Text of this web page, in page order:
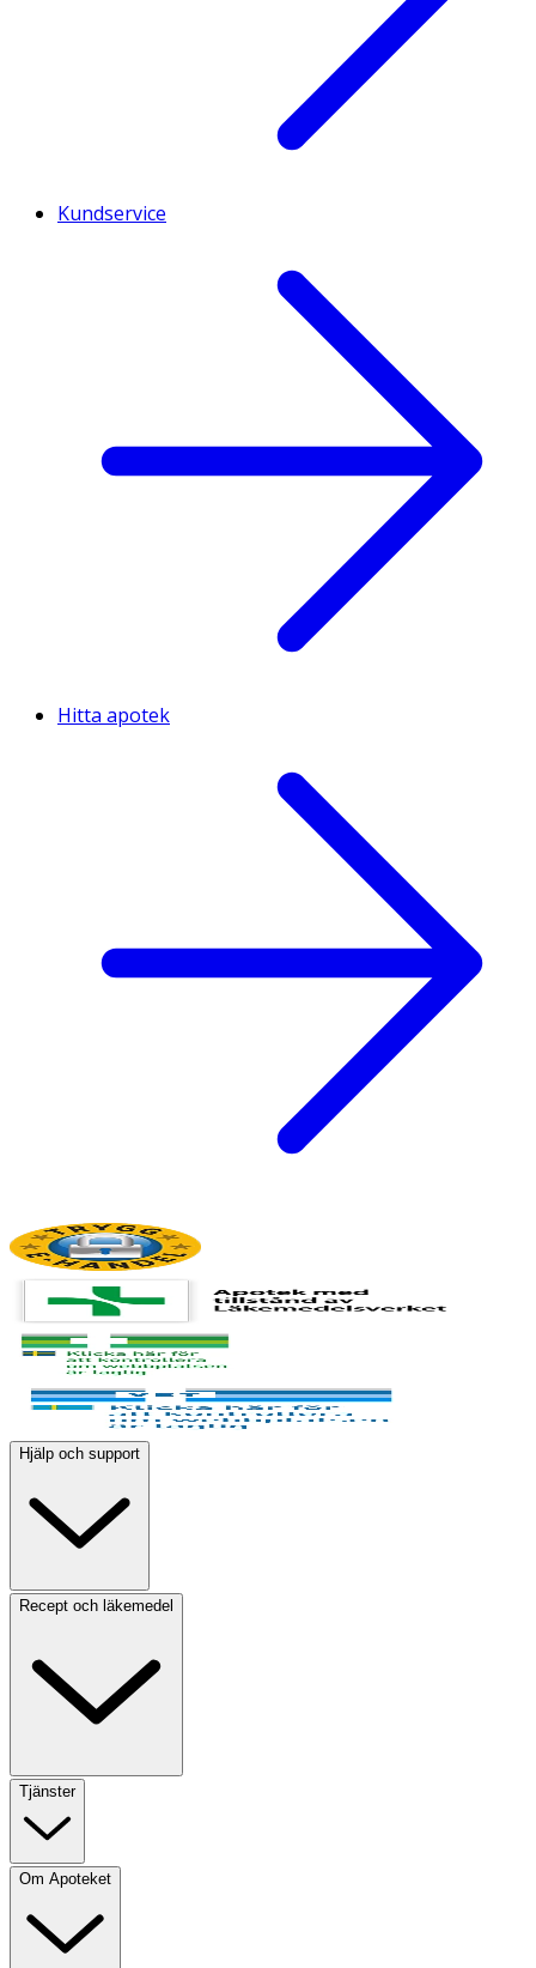
Kundservice
Hitta apotek
Hjälp och support
Recept och läkemedel
Tjänster
Om Apoteket